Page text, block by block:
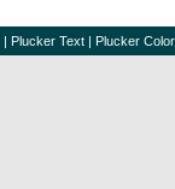
| Plucker Text | Plucker Color